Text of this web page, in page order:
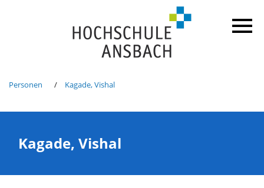
Personen Kagade, Vishal
Kagade, Vishal